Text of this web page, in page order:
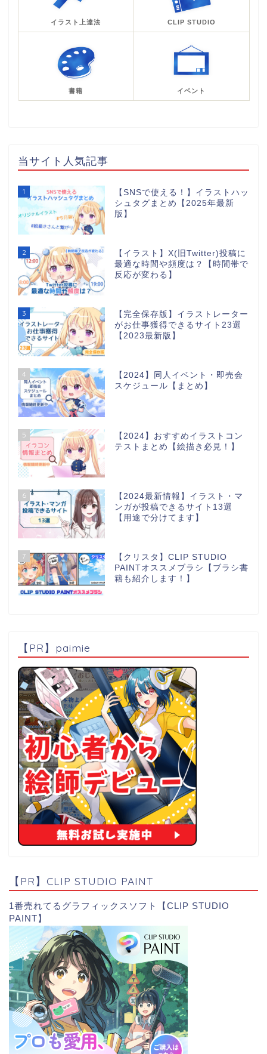
イラスト上達法 CLIP STUDIO
書籍 イベント
当サイト人気記事
1
【SNSで使える！】イラストハッ
シュタグまとめ【2025年最新
版】
2
【イラスト】X(旧Twitter)投稿に
最適な時間や頻度は？【時間帯で
反応が変わる】
3
【完全保存版】イラストレーター
がお仕事獲得できるサイト23選
【2023最新版】
4
【2024】同人イベント・即売会
スケジュール【まとめ】
5
【2024】おすすめイラストコン
テストまとめ【絵描き必見！】
6
【2024最新情報】イラスト・マ
ンガが投稿できるサイト13選
【用途で分けてます】
7
【クリスタ】CLIP STUDIO
PAINTオススメブラシ【ブラシ書
籍も紹介します！】
【PR】paimie
【PR】CLIP STUDIO PAINT
1番売れてるグラフィックスソフト【CLIP STUDIO
PAINT】